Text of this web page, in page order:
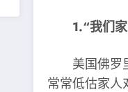
1.“我们
美国佛罗里
常常低估家人